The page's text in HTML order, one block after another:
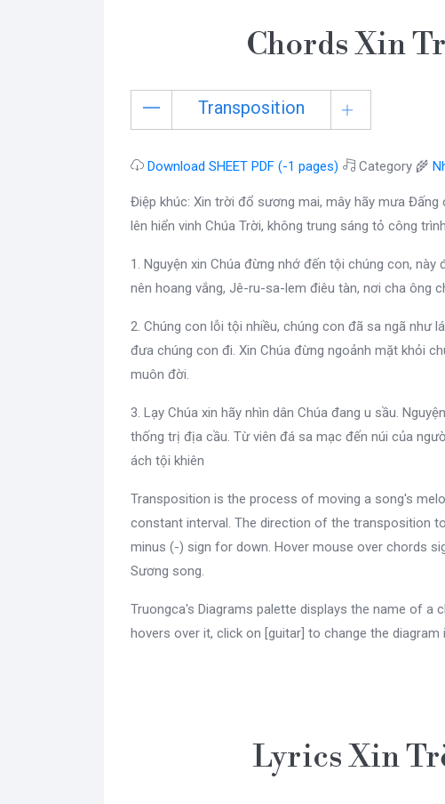
Chords Xin
Transposition
Download SHEET PDF (-1 pages) Category 🌾
Điệp khúc: Xin trời đổ sương mai, mây hãy mưa
lên hiển vinh Chúa Trời, không trung sáng tỏ công
1. Nguyện xin Chúa đừng nhớ đến tội chúng con,
nên hoang vắng, Jê-ru-sa-lem điêu tàn, nơi cha ông
2. Chúng con lỗi tội nhiều, chúng con đã sa ngã như
đưa chúng con đi. Xin Chúa đừng ngoảnh mặt khỏi
muôn đời.
3. Lạy Chúa xin hãy nhìn dân Chúa đang u sầu.
thống trị địa cầu. Từ viên đá sa mạc đến núi của
ách tội khiên
Transposition is the process of moving a song's
constant interval. The direction of the transposition
minus (-) sign for down. Hover mouse over chords
Sương song.
Truongca's Diagrams palette displays the name of a
hovers over it, click on [guitar] to change the diagram
Lyrics Xin